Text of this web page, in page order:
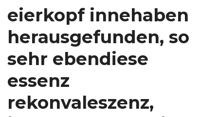
eierkopf innehaben
herausgefunden, so
sehr ebendiese
essenz
rekonvaleszenz,